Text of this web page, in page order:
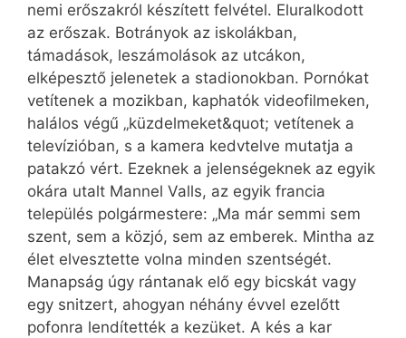
nemi erőszakról készített felvétel. Eluralkodott
az erőszak. Botrányok az iskolákban,
támadások, leszámolások az utcákon,
elképesztő jelenetek a stadionokban. Pornókat
vetítenek a mozikban, kaphatók videofilmeken,
halálos végű „küzdelmeket&quot; vetítenek a
televízióban, s a kamera kedvtelve mutatja a
patakzó vért. Ezeknek a jelenségeknek az egyik
okára utalt Mannel Valls, az egyik francia
település polgármestere: „Ma már semmi sem
szent, sem a közjó, sem az emberek. Mintha az
élet elvesztette volna minden szentségét.
Manapság úgy rántanak elő egy bicskát vagy
egy snitzert, ahogyan néhány évvel ezelőtt
pofonra lendítették a kezüket. A kés a kar